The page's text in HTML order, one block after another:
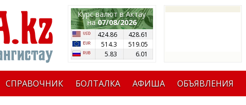
Курс валют в Актау
на07/08/2026
424.86
428.61
514.3
519.05
5.83
6.01
СПРАВОЧНИК БОЛТАЛКА АФИША ОБЪЯВЛЕНИЯ